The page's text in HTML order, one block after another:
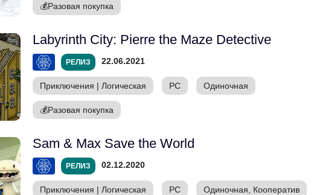
💰Разовая покупка
Labyrinth City: Pierre the Maze Detective
РЕЛИЗ 22.06.2021
Приключения | Логическая PC Одиночная
💰Разовая покупка
Sam & Max Save the World
РЕЛИЗ 02.12.2020
Приключения | Логическая PC Одиночная, Кооператив